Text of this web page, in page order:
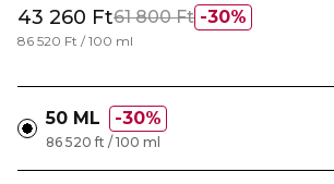
30%
43 260 Ft61 800 Ft
86 520 Ft / 100 ml
50 ML 30%
86 520 ft / 100 ml